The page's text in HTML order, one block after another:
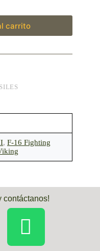
carrito
, F-16 Fighting
contáctanos!